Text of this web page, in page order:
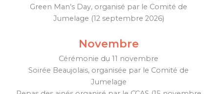
Green Man’s Day, organisé par le Comité de
Jumelage (12 septembre 2026)
Novembre
Cérémonie du 11 novembre
Soirée Beaujolais, organisée par le Comité de
Jumelage